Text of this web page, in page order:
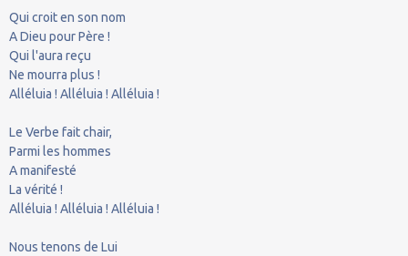
Qui croit en son nom
A Dieu pour Père !
Qui l'aura reçu
Ne mourra plus !
Alléluia ! Alléluia ! Alléluia !
Le Verbe fait chair,
Parmi les hommes
A manifesté
La vérité !
Alléluia ! Alléluia ! Alléluia !
Nous tenons de Lui